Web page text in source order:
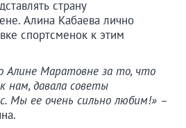
страну
Алина Кабаева лично
спортсменок к этим
Алине Маратовне за то, что
нам, давала советы
Мы ее очень сильно любим!» –